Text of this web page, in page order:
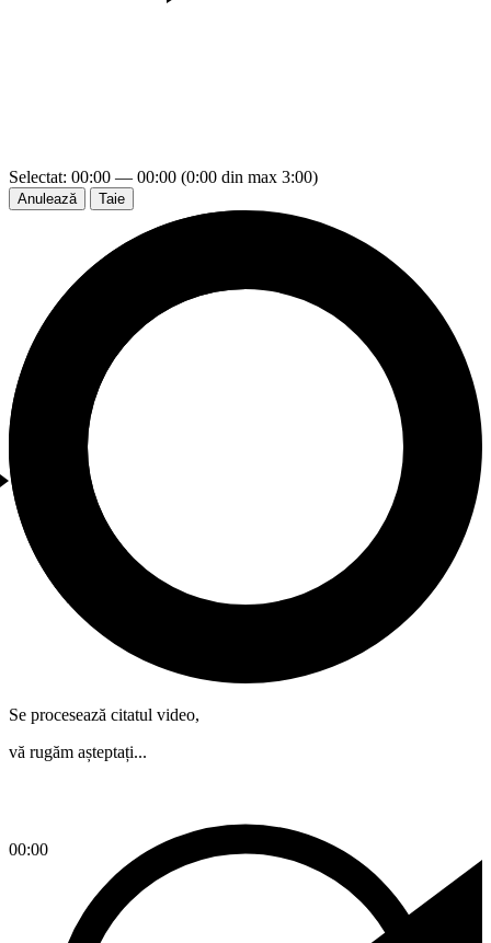
00:00
Selectat: 00:00 — 00:00 (0:00 din max 3:00)
Anulează Taie
Se procesează citatul video,
vă rugăm așteptați...